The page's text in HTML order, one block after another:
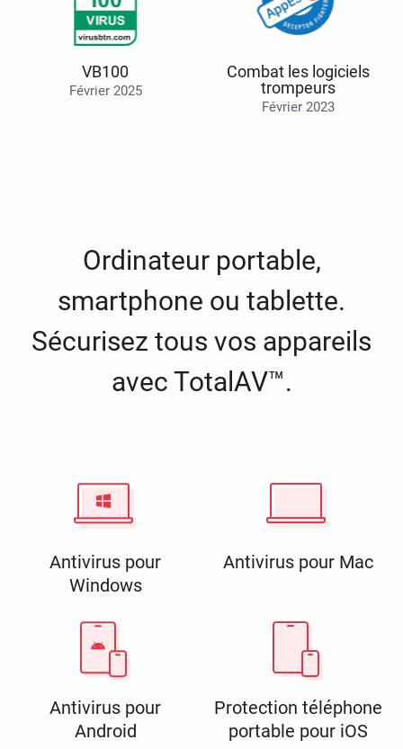
VB100
Février 2025
Combat les logiciels
trompeurs
Février 2023
Ordinateur portable,
smartphone ou tablette.
Sécurisez tous vos appareils
avec TotalAV™.
Antivirus pour
Windows
Antivirus pour Mac
Antivirus pour
Android
Protection téléphone
portable pour iOS